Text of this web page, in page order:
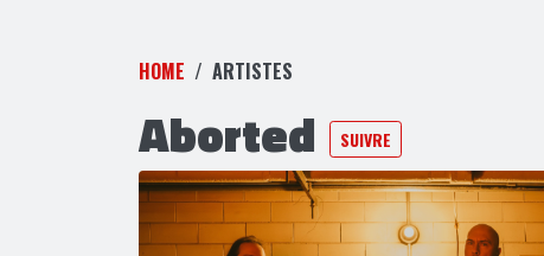
HOME ARTISTES
Aborted SUIVRE